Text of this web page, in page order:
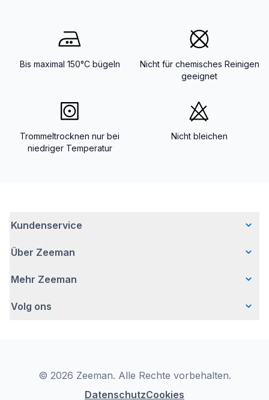
Bis maximal 150°C bügeln
Nicht für chemisches Reinigen
geeignet
Trommeltrocknen nur bei
niedriger Temperatur
Nicht bleichen
Kundenservice
Häufig gestellte Fragen
Lieferung
Garantie
Über Zeeman
Wer wir sind
Verantwortungsvoll Geschäfte machen
Mehr Zeeman
Presse
Volg ons
YouTube© 2026 Zeeman. Alle Rechte vorbehalten.
DatenschutzCookies